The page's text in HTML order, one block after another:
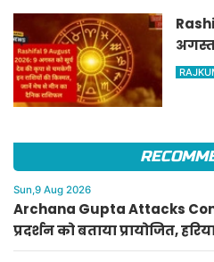
Sun,9 Aug 2026
Archana Gupta Attacks
प्रदर्शन को बताया प्रायोजित,
हमला